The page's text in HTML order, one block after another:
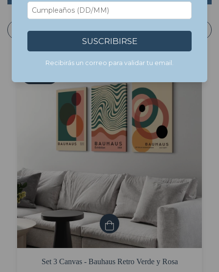
Filtrar
Set 3 Canvas - Bauhaus Retro Verde y Rosa
SUSCRIBIRSE
Recibirás un correo para validar tu email.